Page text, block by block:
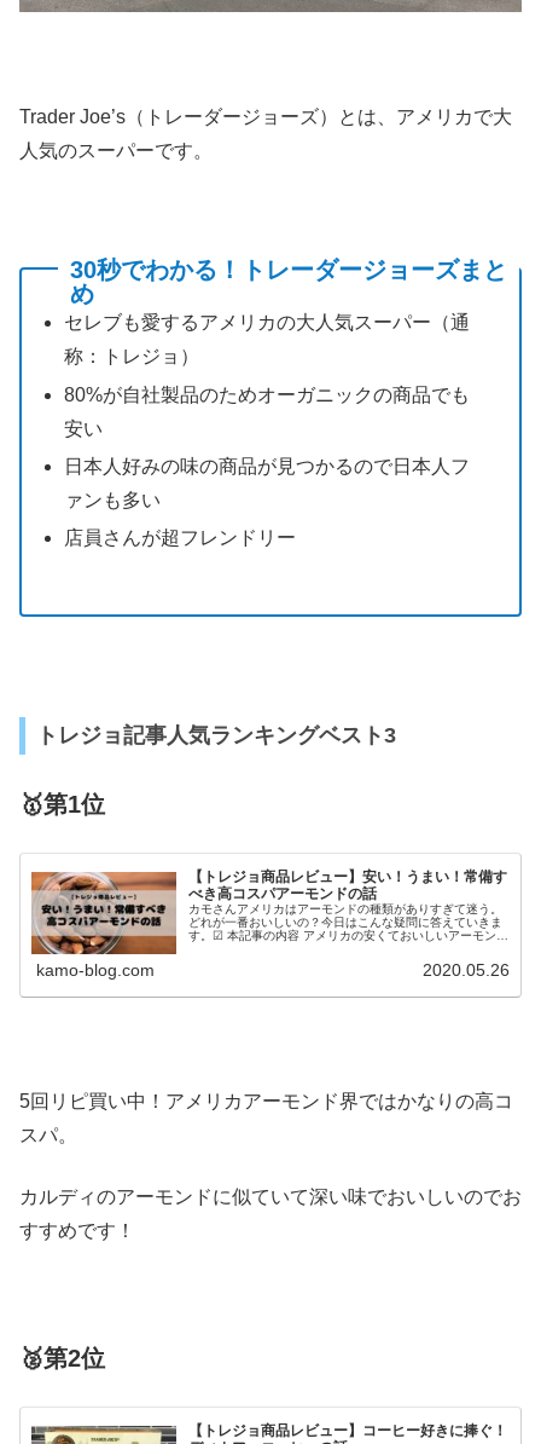
Trader Joe’s（トレーダージョーズ）とは、アメリカで大
人気のスーパーです。
30秒でわかる！トレーダージョーズまと
め
セレブも愛するアメリカの大人気スーパー（通
称：トレジョ）
80%が自社製品のためオーガニックの商品でも
安い
日本人好みの味の商品が見つかるので日本人フ
ァンも多い
店員さんが超フレンドリー
トレジョ記事人気ランキングベスト3
🥇第1位
【トレジョ商品レビュー】安い！うまい！常備す
べき高コスパアーモンドの話
カモさんアメリカはアーモンドの種類がありすぎて迷う。
どれが一番おいしいの？今日はこんな疑問に答えていきま
す。☑ 本記事の内容 アメリカの安くておいしいアーモンド
kamo-blog.com 2020.05.26
5回リピ買い中！アメリカアーモンド界ではかなりの高コ
スパ。
カルディのアーモンドに似ていて深い味でおいしいのでお
すすめです！
🥈第2位
【トレジョ商品レビュー】コーヒー好きに捧ぐ！